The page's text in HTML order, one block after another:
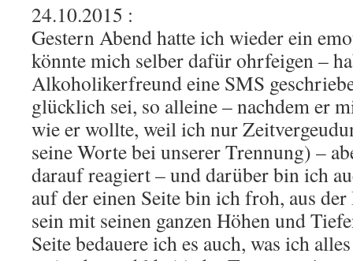
24.10.2015 :
Gestern Abend hatte ich wieder ein
könnte mich selber dafür ohrfeigen –
Alkoholikerfreund eine SMS
glücklich sei, so alleine – nachdem er
wie er wollte, weil ich nur
seine Worte bei unserer Trennung) –
darauf reagiert – und darüber bin ich
auf der einen Seite bin ich froh, aus
sein mit seinen ganzen Höhen und
Seite bedauere ich es auch, was ich